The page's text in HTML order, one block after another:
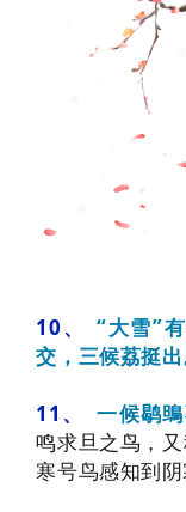
10、“大雪”
交， 三候荔挺出
11、 一候鹖
鸣求旦之鸟，
寒号鸟感知到阴